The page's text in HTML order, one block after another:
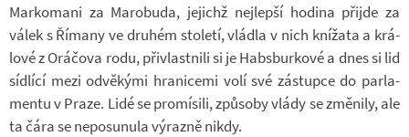
Mar­ko­mani za Ma­ro­buda, je­jichž nej­lepší ho­dina při­jde za
válek s Ří­many ve dru­hém sto­letí, vládla v nich kní­žata a krá­
lové z Orá­čova rodu, při­vlast­nili si je Habsbur­kové a dnes si lid
síd­lící mezi od­vě­kými hra­ni­cemi volí své zá­stupce do par­la­
mentu v Praze. Lidé se pro­mí­sili, způ­soby vlády se změ­nily, ale
ta čára se ne­po­su­nula vý­razně nikdy.